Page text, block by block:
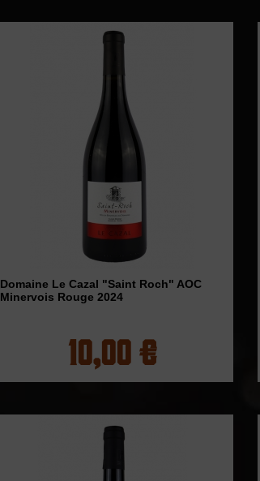
Domaine Le Cazal "Saint Roch" AOC
Minervois Rouge 2024
10,00 €